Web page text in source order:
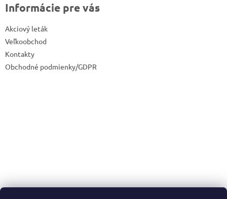
Informácie pre vás
Akciový leták
Veľkoobchod
Kontakty
Obchodné podmienky/GDPR